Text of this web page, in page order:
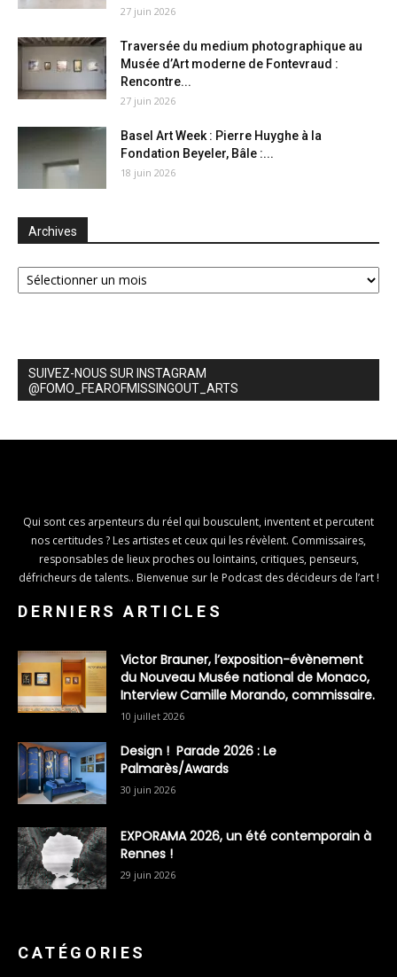
27 juin 2026
Traversée du medium photographique au
Musée d’Art moderne de Fontevraud :
Rencontre...
27 juin 2026
Basel Art Week : Pierre Huyghe à la
Fondation Beyeler, Bâle :...
18 juin 2026
Archives
Archives
SUIVEZ-NOUS SUR INSTAGRAM
@FOMO_FEAROFMISSINGOUT_ARTS
Qui sont ces arpenteurs du réel qui bousculent, inventent et percutent
nos certitudes ? Les artistes et ceux qui les révèlent. Commissaires,
responsables de lieux proches ou lointains, critiques, penseurs,
défricheurs de talents.. Bienvenue sur le Podcast des décideurs de l’art !
DERNIERS ARTICLES
Victor Brauner, l’exposition-évènement
du Nouveau Musée national de Monaco,
Interview Camille Morando, commissaire.
10 juillet 2026
Design ! Parade 2026 : Le
Palmarès/Awards
30 juin 2026
EXPORAMA 2026, un été contemporain à
Rennes !
29 juin 2026
CATÉGORIES